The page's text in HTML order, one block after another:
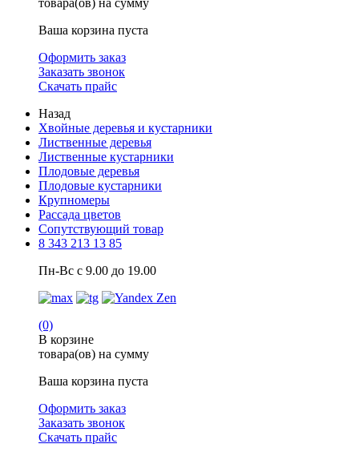
товара(ов) на сумму
Ваша корзина пуста
Оформить заказ
Заказать звонок
Скачать прайс
Назад
Хвойные деревья и кустарники
Лиственные деревья
Лиственные кустарники
Плодовые деревья
Плодовые кустарники
Крупномеры
Рассада цветов
Сопутствующий товар
8 343 213 13 85
Пн-Вс с 9.00 до 19.00
(0)
В корзине
товара(ов) на сумму
Ваша корзина пуста
Оформить заказ
Заказать звонок
Скачать прайс